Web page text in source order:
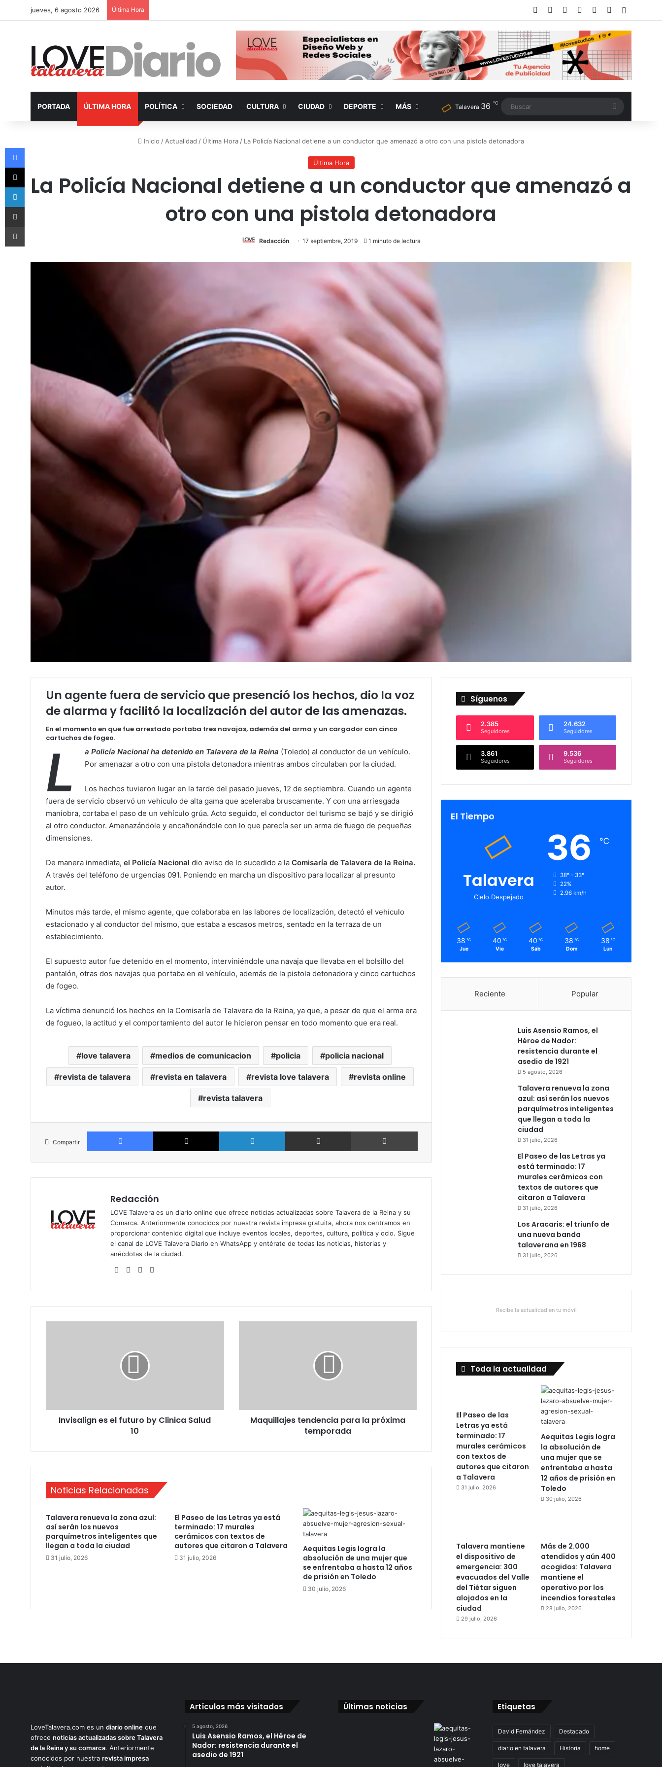
jueves, 6 agosto 2026 Última Hora Facebook LinkedInInstagram
TikTokRSS
PORTADA ÚLTIMA HORA POLÍTICA SOCIEDAD CULTURA CIUDAD DEPORTE MÁS Talavera 36 ℃
Inicio / Actualidad / Última Hora / La Policía Nacional detiene a un conductor que amenazó a otro con una pistola detonadora
Última Hora
La Policía Nacional detiene a un conductor que amenazó a
otro con una pistola detonadora
Redacción 17 septiembre, 2019 1 minuto de lectura
Un agente fuera de servicio que presenció los hechos, dio la voz
de alarma y facilitó la localización del autor de las amenazas.
En el momento en que fue arrestado portaba tres navajas, además del arma y un cargador con cinco
cartuchos de fogeo.
L a Policía Nacional ha detenido en Talavera de la Reina (Toledo) al conductor de un vehículo.
Por amenazar a otro con una pistola detonadora mientras ambos circulaban por la ciudad.
Los hechos tuvieron lugar en la tarde del pasado jueves, 12 de septiembre. Cuando un agente
fuera de servicio observó un vehículo de alta gama que aceleraba bruscamente. Y con una arriesgada
maniobra, cortaba el paso de un vehículo grúa. Acto seguido, el conductor del turismo se bajó y se dirigió
al otro conductor. Amenazándole y encañonándole con lo que parecía ser un arma de fuego de pequeñas
dimensiones.
De manera inmediata, el Policía Nacional dio aviso de lo sucedido a la Comisaría de Talavera de la Reina.
A través del teléfono de urgencias 091. Poniendo en marcha un dispositivo para localizar al presunto
autor.
Minutos más tarde, el mismo agente, que colaboraba en las labores de localización, detectó el vehículo
estacionado y al conductor del mismo, que estaba a escasos metros, sentado en la terraza de un
establecimiento.
El supuesto autor fue detenido en el momento, interviniéndole una navaja que llevaba en el bolsillo del
pantalón, otras dos navajas que portaba en el vehículo, además de la pistola detonadora y cinco cartuchos
de fogeo.
La víctima denunció los hechos en la Comisaría de Talavera de la Reina, ya que, a pesar de que el arma era
de fogueo, la actitud y el comportamiento del autor le hicieron pensar en todo momento que era real.
love talavera medios de comunicacion policia policia nacional
revista de talavera revista en talavera revista love talavera revista online
revista talavera
Compartir
Facebook X LinkedIn Compartir por Email
Redacción
LOVE Talavera es un diario online que ofrece noticias actualizadas sobre Talavera de la Reina y su
Comarca. Anteriormente conocidos por nuestra revista impresa gratuita, ahora nos centramos en
proporcionar contenido digital que incluye eventos locales, deportes, cultura, política y ocio. Sigue
el canal de LOVE Talavera Diario en WhatsApp y entérate de todas las noticias, historias y
anécdotas de la ciudad.
Siti
we
b
Fa
bo
ok
X
ra
m
g
e
u
b
y
C
Invisalign es el futuro by Clinica Salud
10
j
e
p
a
o
d
a
Maquillajes tendencia para la próxima
temporada
Noticias Relacionadas
Talavera renueva la zona azul:
así serán los nuevos
parquímetros inteligentes que
llegan a toda la ciudad
31 julio, 2026
El Paseo de las Letras ya está
terminado: 17 murales
cerámicos con textos de
autores que citaron a Talavera
31 julio, 2026
Aequitas Legis logra la
absolución de una mujer que
se enfrentaba a hasta 12 años
de prisión en Toledo
30 julio, 2026
Síguenos
2.385
Seguidores
24.632
Seguidores
3.861
Seguidores
9.536
Seguidores
El Tiempo
Talavera
Cielo Despejado
36 ℃
38º - 33º
22%
2.96 km/h
38 ℃
Jue
40 ℃
Vie
40 ℃
Sáb
38 ℃
Dom
38 ℃
Lun
Reciente Popular
Luis Asensio Ramos, el
Héroe de Nador:
resistencia durante el
asedio de 1921
5 agosto, 2026
Talavera renueva la zona
azul: así serán los nuevos
parquímetros inteligentes
que llegan a toda la
ciudad
31 julio, 2026
El Paseo de las Letras ya
está terminado: 17
murales cerámicos con
textos de autores que
citaron a Talavera
31 julio, 2026
Los Aracaris: el triunfo de
una nueva banda
talaverana en 1968
31 julio, 2026
Recibe la actualidad en tu móvil
Toda la actualidad
El Paseo de las
Letras ya está
terminado: 17
murales cerámicos
con textos de
autores que citaron
a Talavera
31 julio, 2026
Aequitas Legis logra
la absolución de
una mujer que se
enfrentaba a hasta
12 años de prisión en
Toledo
30 julio, 2026
Talavera mantiene
el dispositivo de
emergencia: 300
evacuados del Valle
del Tiétar siguen
alojados en la
ciudad
29 julio, 2026
Más de 2.000
atendidos y aún 400
acogidos: Talavera
mantiene el
operativo por los
incendios forestales
28 julio, 2026
LoveTalavera.com es un diario online que
ofrece noticias actualizadas sobre Talavera
de la Reina y su comarca. Anteriormente
conocidos por nuestra revista impresa
Artículos más visitados
5 agosto, 2026
Luis Asensio Ramos, el Héroe de
Nador: resistencia durante el
asedio de 1921
Últimas noticias Etiquetas
David Fernández Destacado
diario en talavera Historia home
love love talavera
LinkedIn